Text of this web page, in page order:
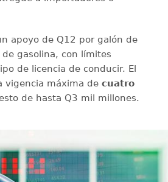
apoyo de Q12 por galón de
gasolina, con límites
de licencia de conducir. El
vigencia máxima de cuatro
de hasta Q3 mil millones.